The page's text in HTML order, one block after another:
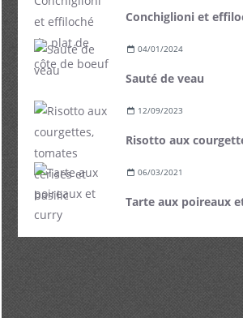
04/01/2024
Sauté de veau
12/09/2023
06/03/2021